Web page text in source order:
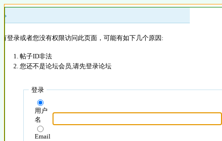
»
登录或者您没有权限访问此页面，可能有如下几个原因:
帖子ID非法
您还不是论坛会员,请先登录论坛
登录
用户
名
Email